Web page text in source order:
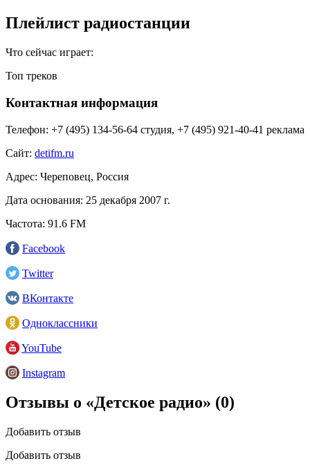
Плейлист радиостанции
Что сейчас играет:
Топ треков
Контактная информация
Телефон: +7 (495) 134-56-64 студия, +7 (495) 921-40-41 реклама
Сайт: detifm.ru
Адрес: Череповец, Россия
Дата основания: 25 декабря 2007 г.
Частота: 91.6 FM
Facebook
Twitter
ВКонтакте
Одноклассники
YouTube
Instagram
Отзывы о «Детское радио» (0)
Добавить отзыв
Добавить отзыв